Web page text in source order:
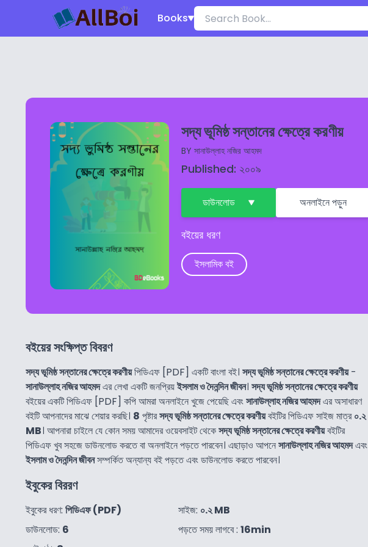
Books
সদ্য ভূমিষ্ঠ সন্তানের ক্ষেত্রে করণীয়
BY সানাউল্লাহ নজির আহমদ
Published: ২০০৯
ডাউনলোড অনলাইনে পড়ুন
বইয়ের ধরণ
ইসলামিক বই
বইয়ের সংক্ষিপ্ত বিবরণ
সদ্য ভূমিষ্ঠ সন্তানের ক্ষেত্রে করণীয়পিডিএফ [PDF] একটি বাংলা বই। সদ্য ভূমিষ্ঠ সন্তানের ক্ষেত্রে করণীয়-
সানাউল্লাহ নজির আহমদএর লেখা একটি জনপ্রিয়ইসলাম ও দৈনন্দিন জীবন। সদ্য ভূমিষ্ঠ সন্তানের ক্ষেত্রে করণীয়
বইয়ের একটি পিডিএফ [PDF] কপি আমরা অনলাইনে খুজে পেয়েছি এবংসানাউল্লাহ নজির আহমদএর অসাধারণ
বইটি আপনাদের মাঝে শেয়ার করছি। 8 পৃষ্টারসদ্য ভূমিষ্ঠ সন্তানের ক্ষেত্রে করণীয়বইটির পিডিএফ সাইজ মাত্র০.২
MB। আপনারা চাইলে যে কোন সময় আমাদের ওয়েবসাইট থেকেসদ্য ভূমিষ্ঠ সন্তানের ক্ষেত্রে করণীয়বইটির
পিডিএফ খুব সহজে ডাউনলোড করতে বা অনলাইনে পড়তে পারবেন। এছাড়াও আপনেসানাউল্লাহ নজির আহমদএবং
ইসলাম ও দৈনন্দিন জীবনসম্পর্কিত অন্যান্য বই পড়তে এবং ডাউনলোড করতে পারবেন।
ইবুকের বিররণ
ইবুকের ধরণ: পিডিএফ (PDF)
ডাউনলোড: 6
সাইজ: ০.২ MB
পড়তে সময় লাগবে : 16min